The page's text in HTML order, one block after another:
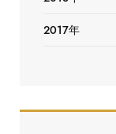
2017年